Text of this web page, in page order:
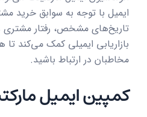
ایمیل با توجه به سوابق خرید
تاریخ‌های مشخص، رفتار مشتری
بازاریابی ایمیلی کمک می‌کند
مخاطبان در ارتباط باشید.
کمپین ایمیل